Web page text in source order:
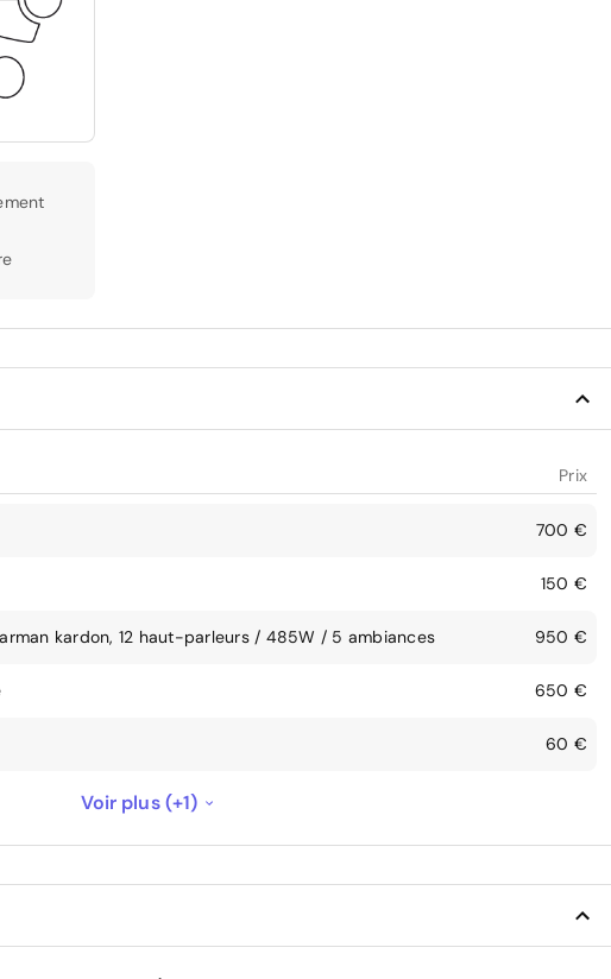
Prix
700 €
150 €
kardon, 12 haut-parleurs / 485W / 5 ambiances 950 €
650 €
60 €
Voir plus (+1)